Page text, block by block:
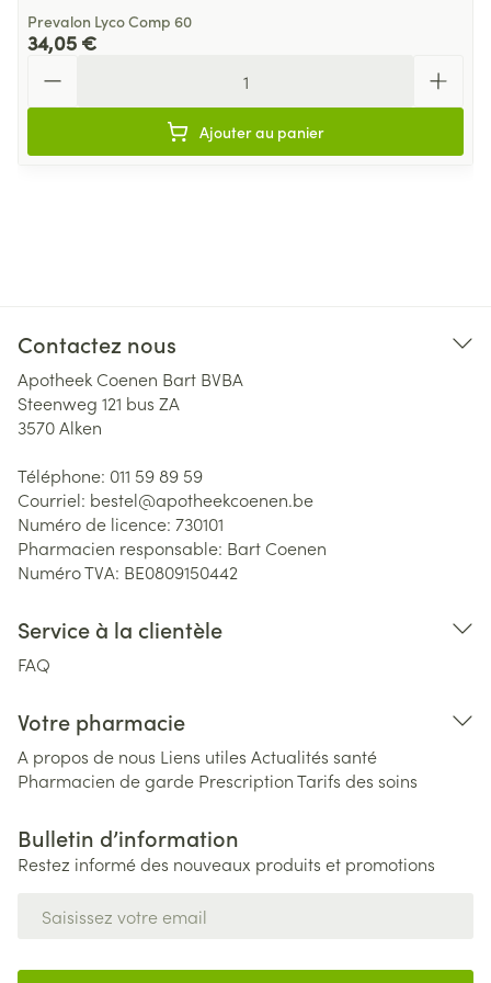
Prevalon Lyco Comp 60
34,05 €
Ajouter au panier
Contactez nous
Apotheek Coenen Bart BVBA
Steenweg 121 bus ZA
3570Alken
Téléphone: 011 59 89 59
Courriel: bestel@apotheekcoenen.be
Numéro de licence: 730101
Pharmacien responsable: Bart Coenen
Numéro TVA: BE0809150442
Service à la clientèle
FAQ
Votre pharmacie
A propos de nous Liens utiles Actualités santé
Pharmacien de garde PrescriptionTarifs des soins
Bulletin d’information
Restez informé des nouveaux produits et promotions